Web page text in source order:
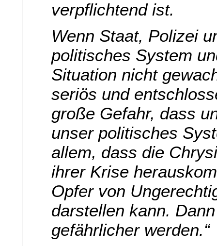
verpflichtend ist.
Wenn Staat, Polizei
politisches System
Situation nicht
seriös und
große Gefahr, dass
unser politisches
allem, dass die
ihrer Krise
Opfer von
darstellen kann.
gefährlicher werden.“